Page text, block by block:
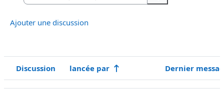
Recherche (forums)
Ajouter une discussion
Statut
Discussion lancée par Dernier